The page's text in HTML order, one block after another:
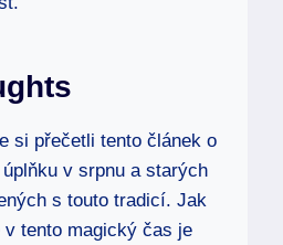
si přečetli tento článek o
v srpnu a starých
s touto tradicí. Jak
tento magický čas je